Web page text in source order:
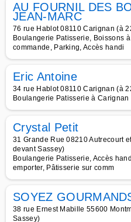
AU FOURNIL DES
JEAN-MARC
76 rue Hablot 08110 Carignan (à
Boulangerie Patisserie, Boissons
commande, Parking, Accès handi
Eric Antoine
34 rue Hablot 08110 Carignan (à
Boulangerie Patisserie à Carignan
Crystal Petit
31 Grande Rue 08210 Autrecourt
devant Sassey)
Boulangerie Patisserie, Accès
emporter, Pâtisserie sur comm
SOYEZ
38 rue Ernest Mabille 55600
Sassey)